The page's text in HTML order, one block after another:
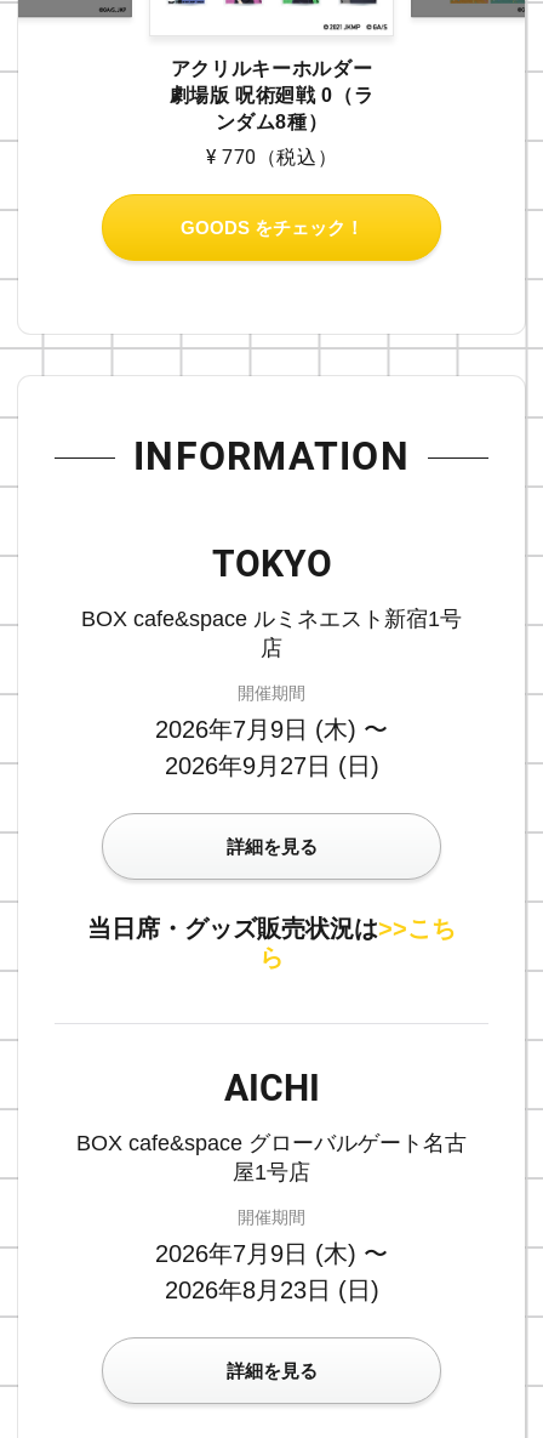
アクリルキーホルダー
劇場版 呪術廻戦 0（ラ
ンダム8種）
¥ 770 （税込）
GOODS をチェック！
INFORMATION
TOKYO
BOX cafe&space ルミネエスト新宿1号
店
開催期間
2026年7月9日 (木) 〜
2026年9月27日 (日)
詳細を見る
当日席・グッズ販売状況は>>こち
ら
AICHI
BOX cafe&space グローバルゲート名古
屋1号店
開催期間
2026年7月9日 (木) 〜
2026年8月23日 (日)
詳細を見る